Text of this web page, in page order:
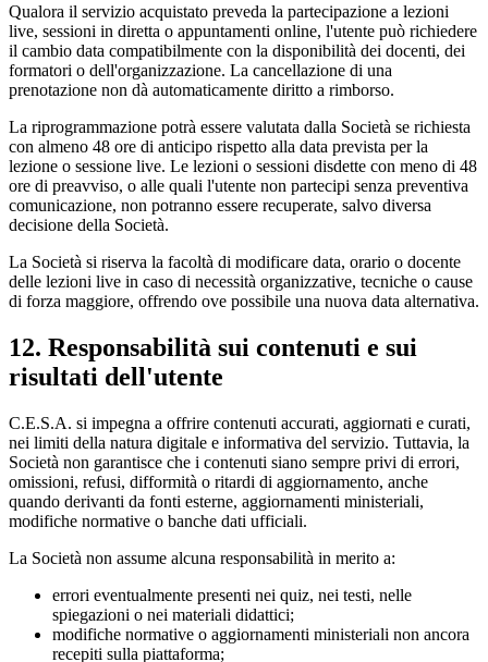
Qualora il servizio acquistato preveda la partecipazione a lezioni
live, sessioni in diretta o appuntamenti online, l'utente può richiedere
il cambio data compatibilmente con la disponibilità dei docenti, dei
formatori o dell'organizzazione. La cancellazione di una
prenotazione non dà automaticamente diritto a rimborso.
La riprogrammazione potrà essere valutata dalla Società se richiesta
con almeno 48 ore di anticipo rispetto alla data prevista per la
lezione o sessione live. Le lezioni o sessioni disdette con meno di 48
ore di preavviso, o alle quali l'utente non partecipi senza preventiva
comunicazione, non potranno essere recuperate, salvo diversa
decisione della Società.
La Società si riserva la facoltà di modificare data, orario o docente
delle lezioni live in caso di necessità organizzative, tecniche o cause
di forza maggiore, offrendo ove possibile una nuova data alternativa.
12. Responsabilità sui contenuti e sui
risultati dell'utente
C.E.S.A. si impegna a offrire contenuti accurati, aggiornati e curati,
nei limiti della natura digitale e informativa del servizio. Tuttavia, la
Società non garantisce che i contenuti siano sempre privi di errori,
omissioni, refusi, difformità o ritardi di aggiornamento, anche
quando derivanti da fonti esterne, aggiornamenti ministeriali,
modifiche normative o banche dati ufficiali.
La Società non assume alcuna responsabilità in merito a:
errori eventualmente presenti nei quiz, nei testi, nelle
spiegazioni o nei materiali didattici;
modifiche normative o aggiornamenti ministeriali non ancora
recepiti sulla piattaforma;